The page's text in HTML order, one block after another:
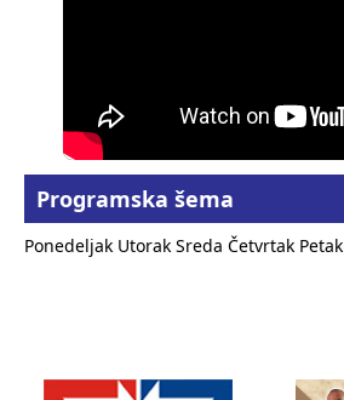
Programska šema
Ponedeljak Utorak Sreda Četvrtak Petak